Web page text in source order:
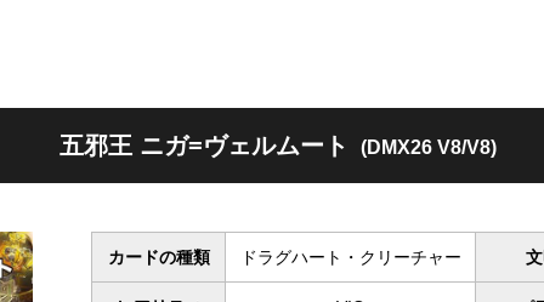
五邪王 ニガ=ヴェルムート (DMX26 V8/V8)
カードの種類 ドラグハート・クリーチャー